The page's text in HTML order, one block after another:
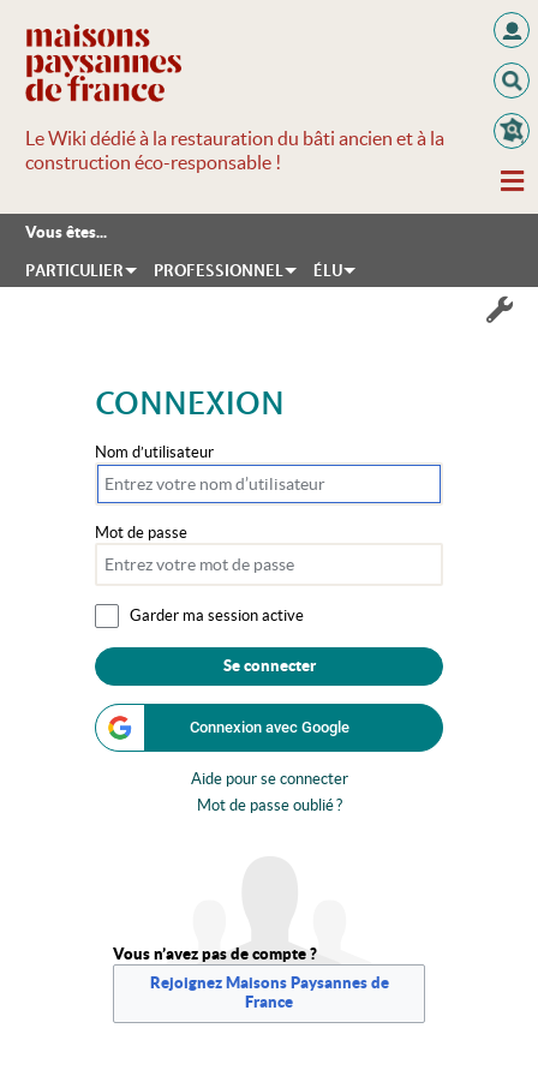
Le Wiki dédié à la restauration du bâti ancien et à la
construction éco-responsable !
Vous êtes...
PARTICULIER PROFESSIONNEL ÉLU
CONNEXION
Nom d’utilisateur
Mot de passe
Garder ma session active
Se connecter
Connexion avec Google
Aide pour se connecter
Mot de passe oublié ?
Vous n’avez pas de compte ?
Rejoignez Maisons Paysannes de
France